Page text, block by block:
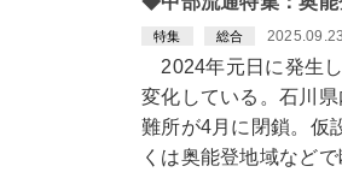
特集 総合 2025.09.23
2024年元日に発生
変化している。石川
難所が4月に閉鎖。仮
くは奥能登地域など